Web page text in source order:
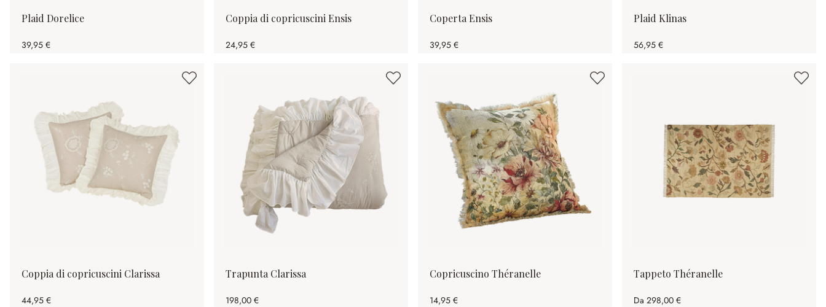
Plaid Dorelice
39,95 €
Coppia di copricuscini Ensis
24,95 €
Coperta Ensis
39,95 €
Plaid Klinas
56,95 €
Coppia di copricuscini Clarissa
44,95 €
Trapunta Clarissa
198,00 €
Copricuscino Théranelle
14,95 €
Tappeto Théranelle
Da 298,00 €